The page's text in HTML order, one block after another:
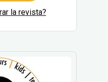
la revista?